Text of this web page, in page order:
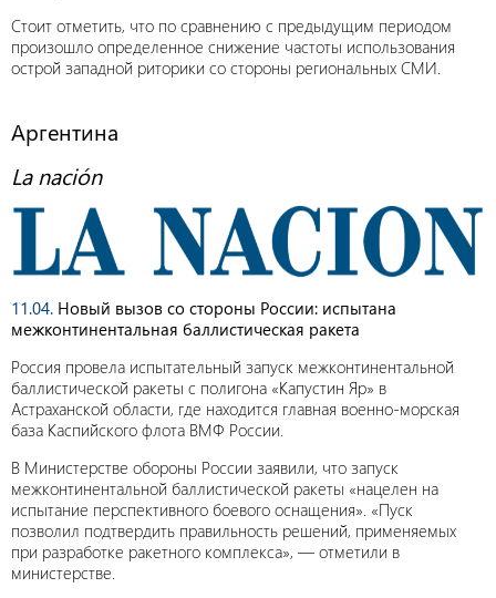
Стоит отметить, что по сравнению с предыдущим периодом
произошло определенное снижение частоты использования
острой западной риторики со стороны региональных СМИ.
Аргентина
La nación
11.04. Новый вызов со стороны России: испытана
межконтинентальная баллистическая ракета
Россия провела испытательный запуск межконтинентальной
баллистической ракеты с полигона «Капустин Яр» в
Астраханской области, где находится главная военно-морская
база Каспийского флота ВМФ России.
В Министерстве обороны России заявили, что запуск
межконтинентальной баллистической ракеты «нацелен на
испытание перспективного боевого оснащения». «Пуск
позволил подтвердить правильность решений, применяемых
при разработке ракетного комплекса», — отметили в
министерстве.